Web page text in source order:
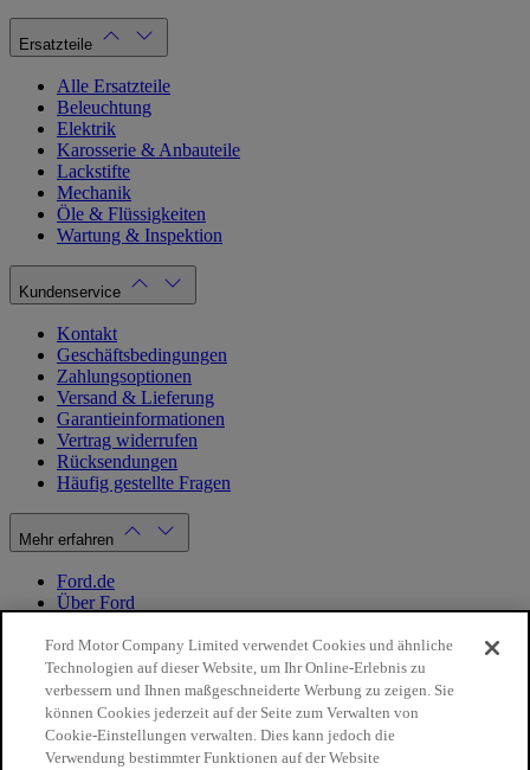
Ersatzteile
Alle Ersatzteile
Beleuchtung
Elektrik
Karosserie & Anbauteile
Lackstifte
Mechanik
Öle & Flüssigkeiten
Wartung & Inspektion
Kundenservice
Kontakt
Geschäftsbedingungen
Zahlungsoptionen
Versand & Lieferung
Garantieinformationen
Vertrag widerrufen
Rücksendungen
Häufig gestellte Fragen
Mehr erfahren
Ford.de
Über Ford
Datenschutzbestimmungen
Impressum
Mein Konto
Login / Registrierung
Ford Motor Company Limited verwendet Cookies und ähnliche
Technologien auf dieser Website, um Ihr Online-Erlebnis zu
verbessern und Ihnen maßgeschneiderte Werbung zu zeigen. Sie
können Cookies jederzeit auf der Seite zum Verwalten von
Cookie-Einstellungen verwalten. Dies kann jedoch die
Verwendung bestimmter Funktionen auf der Website